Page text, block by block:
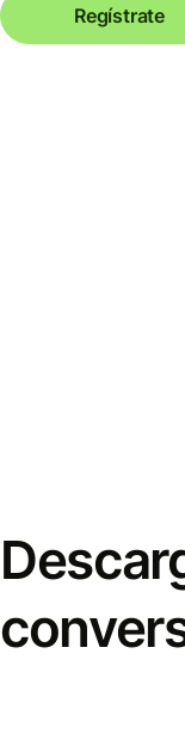
Regístrate